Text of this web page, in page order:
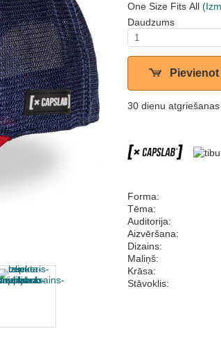
One Size Fits All
Daudzums
30 dienu
Forma:
Tēma:
Auditorija:
Aizvēršana:
Dizains:
Maliņš:
Krāsa:
Stāvoklis: